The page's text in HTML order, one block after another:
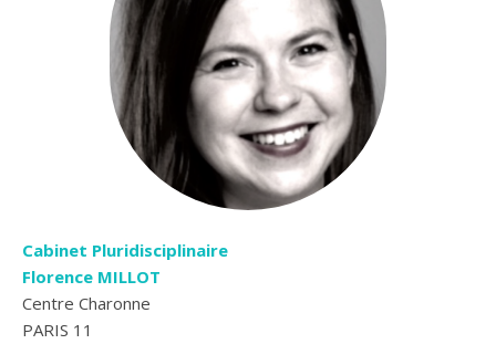
Cabinet Pluridisciplinaire
Florence MILLOT
Centre Charonne
PARIS 11